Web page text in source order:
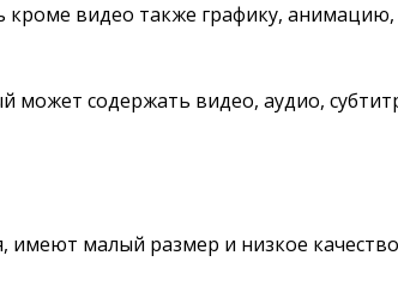
видео также графику,
содержать видео, аудио,
малый размер и низкое